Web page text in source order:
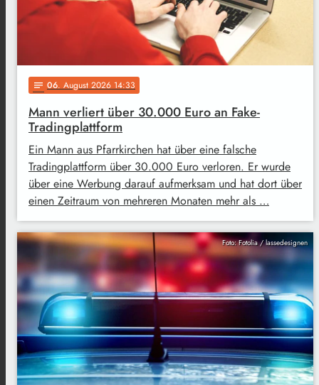
notes 06. August 2026 14:33
Mann verliert über 30.000 Euro an Fake-
Tradingplattform
Ein Mann aus Pfarrkirchen hat über eine falsche
Tradingplattform über 30.000 Euro verloren. Er wurde
über eine Werbung darauf aufmerksam und hat dort über
einen Zeitraum von mehreren Monaten mehr als …
Foto: Fotolia / lassedesignen